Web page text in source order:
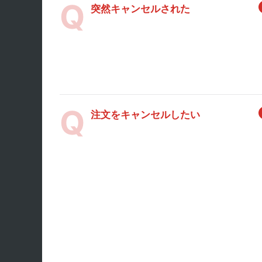
突然キャンセルされた
注文をキャンセルしたい